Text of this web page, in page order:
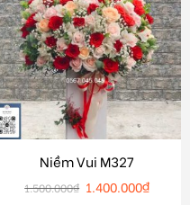
Niềm Vui M327
1.500.000₫ 1.400.000₫